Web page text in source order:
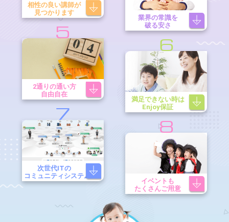
相性の良い講師が
見つかります
業界の常識を
破る安さ
5
2通りの通い方
自由自在
6
満足できない時は
Enjoy保証
7
次世代ITの
コミュニティシステム
8
イベントも
たくさんご用意